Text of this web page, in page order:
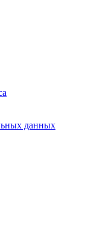
данных